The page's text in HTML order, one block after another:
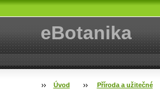
eBotanika
Úvod Příroda a užitečné